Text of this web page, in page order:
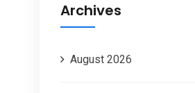
Archives
August 2026